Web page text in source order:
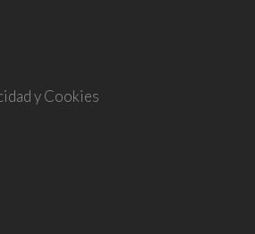
y Cookies